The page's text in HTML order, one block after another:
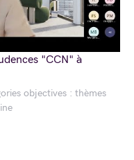
objectives : thèmes
"CCN" à